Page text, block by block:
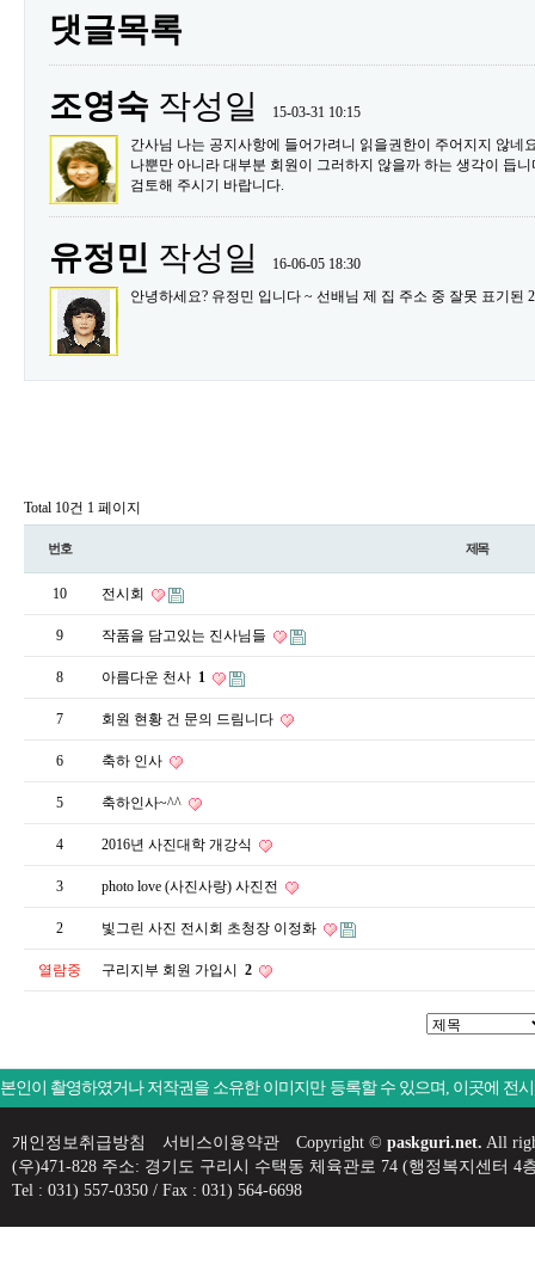
댓글목록
조영숙 작성일
15-03-31 10:15
간사님 나는 공지사항에 들어가려니 읽을권한이 주어지지 않네
나뿐만 아니라 대부분 회원이 그러하지 않을까 하는 생각이 듭니
검토해 주시기 바랍니다.
유정민 작성일
16-06-05 18:30
안녕하세요? 유정민 입니다 ~ 선배님 제 집 주소 중 잘못 표기된
Total 10건 1 페이지
번호 제목
10 전시회
9 작품을 담고있는 진사님들
8 아름다운 천사 1
7 회원 현황 건 문의 드림니다
6 축하 인사
5 축하인사~^^
4 2016년 사진대학 개강식
3 photo love (사진사랑) 사진전
2 빛그린 사진 전시회 초청장 이정화
열람중 구리지부 회원 가입시 2
본인이 촬영하였거나 저작권을 소유한 이미지만 등록할 수 있으며, 이곳에 전
개인정보취급방침 서비스이용약관 Copyright © paskguri.net. All
(우)471-828 주소: 경기도 구리시 수택동 체육관로 74 (행정복지센터
Tel : 031) 557-0350 / Fax : 031) 564-6698